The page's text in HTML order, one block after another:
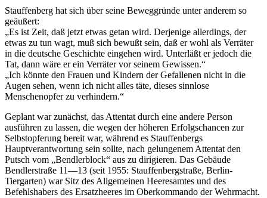
Stauffenberg hat sich über seine Beweggründe unter anderem so
geäußert:
Es ist Zeit, daß jetzt etwas getan wird. Derjenige allerdings, der
etwas zu tun wagt, muß sich bewußt sein, daß er wohl als Verräter
in die deutsche Geschichte eingehen wird. Unterläßt er jedoch die
Tat, dann wäre er ein Verräter vor seinem Gewissen.
Ich könnte den Frauen und Kindern der Gefallenen nicht in die
Augen sehen, wenn ich nicht alles täte, dieses sinnlose
Menschenopfer zu verhindern.
Geplant war zunächst, das Attentat durch eine andere Person
ausführen zu lassen, die wegen der höheren Erfolgschancen zur
Selbstopferung bereit war, während es Stauffenbergs
Hauptverantwortung sein sollte, nach gelungenem Attentat den
Putsch vom
Bendlerblock
aus zu dirigieren. Das Gebäude
Bendlerstraße 11—13 (seit 1955: Stauffenbergstraße, Berlin-
Tiergarten) war Sitz des Allgemeinen Heeresamtes und des
Befehlshabers des Ersatzheeres im Oberkommando der Wehrmacht.